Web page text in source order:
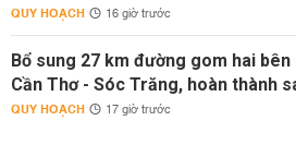
QUY HOẠCH 16 giờ trước
Bổ sung 27 km đường gom hai
Cần Thơ - Sóc Trăng, hoàn thành
QUY HOẠCH 17 giờ trước